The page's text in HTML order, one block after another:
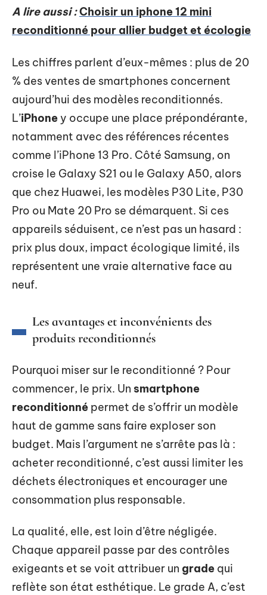
A lire aussi :Choisir un iphone 12 mini
reconditionné pour allier budget et écologie
Les chiffres parlent d’eux-mêmes : plus de 20
% des ventes de smartphones concernent
aujourd’hui des modèles reconditionnés.
L’iPhone y occupe une place prépondérante,
notamment avec des références récentes
comme l’iPhone 13 Pro. Côté Samsung, on
croise le Galaxy S21 ou le Galaxy A50, alors
que chez Huawei, les modèles P30 Lite, P30
Pro ou Mate 20 Pro se démarquent. Si ces
appareils séduisent, ce n’est pas un hasard :
prix plus doux, impact écologique limité, ils
représentent une vraie alternative face au
neuf.
Les avantages et inconvénients des
produits reconditionnés
Pourquoi miser sur le reconditionné ? Pour
commencer, le prix. Un smartphone
reconditionné permet de s’offrir un modèle
haut de gamme sans faire exploser son
budget. Mais l’argument ne s’arrête pas là :
acheter reconditionné, c’est aussi limiter les
déchets électroniques et encourager une
consommation plus responsable.
La qualité, elle, est loin d’être négligée.
Chaque appareil passe par des contrôles
exigeants et se voit attribuer un grade qui
reflète son état esthétique. Le grade A, c’est